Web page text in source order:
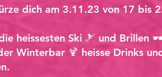
dich am 3.11.23 von 17 bis
heissesten Ski 🎿 und Brillen
Winterbar 🍹 heisse Drinks